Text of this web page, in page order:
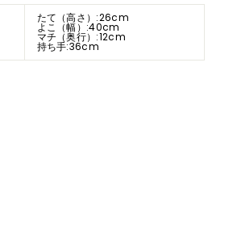
たて（高さ）:26cm
よこ（幅）:40cm
マチ（奥行）:12cm
持ち手:36cm